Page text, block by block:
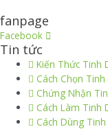
fanpage
Facebook
Tin tức
Kiến Thức Tinh
Cách Chọn Tinh
Chứng Nhận
Cách Làm Tinh
Cách Dùng